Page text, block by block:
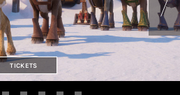
TICKETS